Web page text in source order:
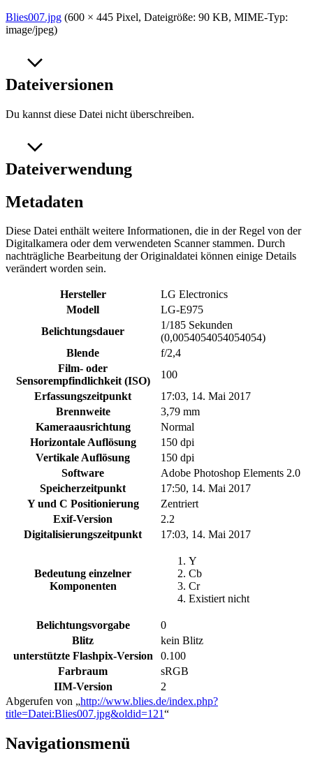
Blies007.jpg (600 × 445 Pixel, Dateigröße: 90 KB, MIME-Typ:
image/jpeg)
Dateiversionen
Du kannst diese Datei nicht überschreiben.
Dateiverwendung
Metadaten
Diese Datei enthält weitere Informationen, die in der Regel von der
Digitalkamera oder dem verwendeten Scanner stammen. Durch
nachträgliche Bearbeitung der Originaldatei können einige Details
verändert worden sein.
Hersteller
LG Electronics
Modell
LG-E975
Belichtungsdauer
1/185 Sekunden
(0,0054054054054054)
Blende
f/2,4
Film- oder
Sensorempfindlichkeit (ISO)
100
Erfassungszeitpunkt
17:03, 14. Mai 2017
Brennweite
3,79 mm
Kameraausrichtung
Normal
Horizontale Auflösung
150 dpi
Vertikale Auflösung
150 dpi
Software
Adobe Photoshop Elements 2.0
Speicherzeitpunkt
17:50, 14. Mai 2017
Y und C Positionierung
Zentriert
Exif-Version
2.2
Digitalisierungszeitpunkt
17:03, 14. Mai 2017
Bedeutung einzelner
Komponenten
Y
Cb
Cr
Existiert nicht
Belichtungsvorgabe
0
Blitz
kein Blitz
unterstützte Flashpix-Version
0.100
Farbraum
sRGB
IIM-Version
2
Abgerufen von „http://www.blies.de/index.php?
title=Datei:Blies007.jpg&oldid=121“
Navigationsmenü